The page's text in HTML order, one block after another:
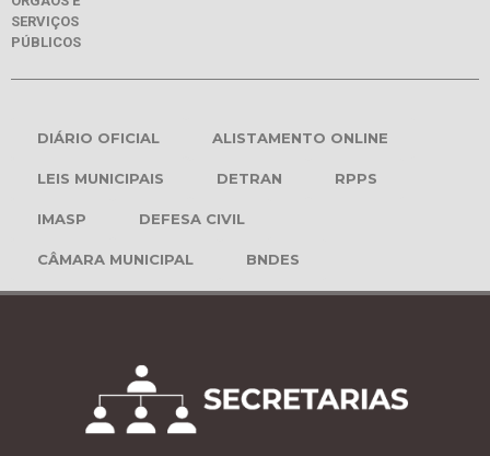
SERVIÇOS
PÚBLICOS
DIÁRIO OFICIAL ALISTAMENTO ONLINE
LEIS MUNICIPAIS DETRAN RPPS
IMASP DEFESA CIVIL
CÂMARA MUNICIPAL BNDES